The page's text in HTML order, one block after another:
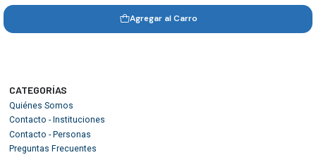
Agregar al Carro
CATEGORÍAS
Quiénes Somos
Contacto - Instituciones
Contacto - Personas
Preguntas Frecuentes